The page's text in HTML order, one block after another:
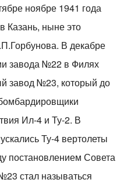
ноябре 1941 года
Казань, ныне это
В декабре
завода №22 в Филях
завод №23, который до
Ил-4 и Ту-2. В
Ту-4 вертолеты
постановлением Совета
стал называться